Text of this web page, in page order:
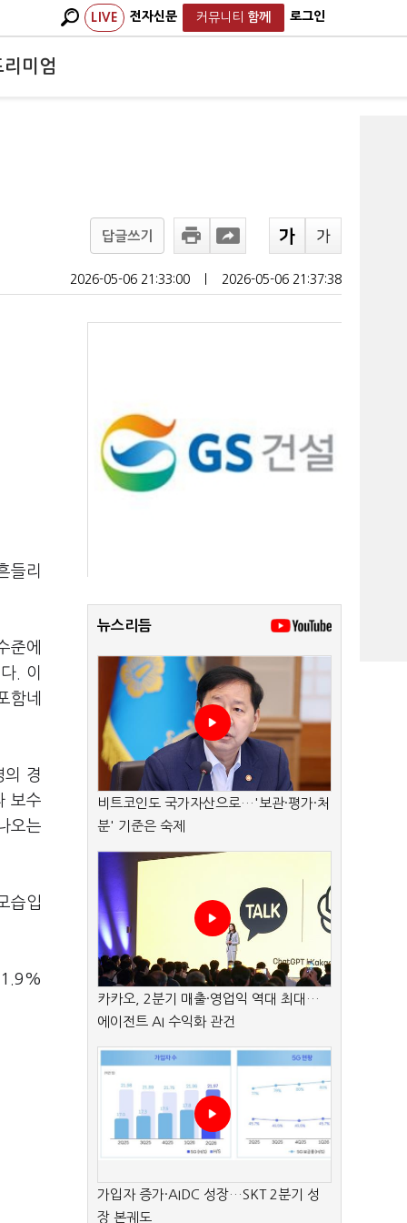
LIVE 전자신문 커뮤니티 함께 로그인
리미엄
답글쓰기
2026-05-06 21:33:00 2026-05-06 21:37:38
들리
준에
. 이
함네
의 경
보수
오는
습입
뉴스리듬
비트코인도 국가자산으로…'보관·평가·처
분' 기준은 숙제
카카오, 2분기 매출·영업익 역대 최대…
에이전트 AI 수익화 관건
가입자 증가·AIDC 성장…SKT 2분기 성
장 본궤도